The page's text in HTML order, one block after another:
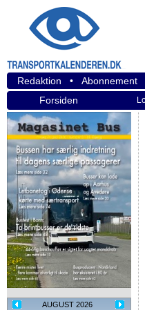
Redaktion • Abonnement
Forsiden
AUGUST 2026